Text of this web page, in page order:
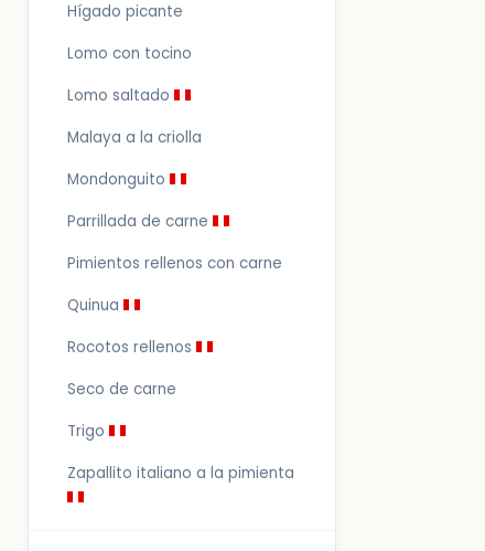
Hígado picante
Lomo con tocino
Lomo saltado
Malaya a la criolla
Mondonguito
Parrillada de carne
Pimientos rellenos con carne
Quinua
Rocotos rellenos
Seco de carne
Trigo
Zapallito italiano a la pimienta